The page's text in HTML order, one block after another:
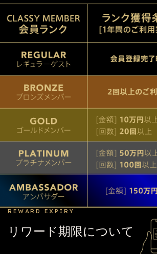
REWARD EXPIRY
リワード期限について